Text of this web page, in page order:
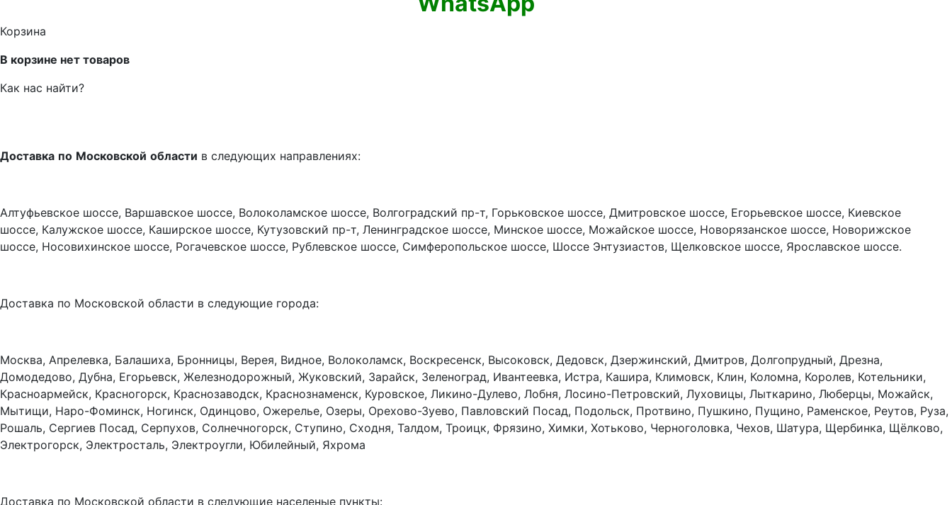
Корзина
В корзине нет товаров
Как нас найти?
Доставка по Московской области в следующих направлениях:
Алтуфьевское шоссе, Варшавское шоссе, Волоколамское шоссе, Волгоградский пр-т, Горьковское шоссе, Дмитровское шоссе, Егорьевское шоссе, Киевское
шоссе, Калужское шоссе, Каширское шоссе, Кутузовский пр-т, Ленинградское шоссе, Минское шоссе, Можайское шоссе, Новорязанское шоссе, Новорижское
шоссе, Носовихинское шоссе, Рогачевское шоссе, Рублевское шоссе, Симферопольское шоссе, Шоссе Энтузиастов, Щелковское шоссе, Ярославское шоссе.
Доставка по Московской области в следующие города:
Москва, Апрелевка, Балашиха, Бронницы, Верея, Видное, Волоколамск, Воскресенск, Высоковск, Дедовск, Дзержинский, Дмитров, Долгопрудный, Дрезна,
Домодедово, Дубна, Егорьевск, Железнодорожный, Жуковский, Зарайск, Зеленоград, Ивантеевка, Истра, Кашира, Климовск, Клин, Коломна, Королев, Котельники,
Красноармейск, Красногорск, Краснозаводск, Краснознаменск, Куровское, Ликино-Дулево, Лобня, Лосино-Петровский, Луховицы, Лыткарино, Люберцы, Можайск,
Мытищи, Наро-Фоминск, Ногинск, Одинцово, Ожерелье, Озеры, Орехово-Зуево, Павловский Посад, Подольск, Протвино, Пушкино, Пущино, Раменское, Реутов, Руза,
Рошаль, Сергиев Посад, Серпухов, Солнечногорск, Ступино, Сходня, Талдом, Троицк, Фрязино, Химки, Хотьково, Черноголовка, Чехов, Шатура, Щербинка, Щёлково,
Электрогорск, Электросталь, Электроугли, Юбилейный, Яхрома
Доставка по Московской области в следующие населеные пункты: